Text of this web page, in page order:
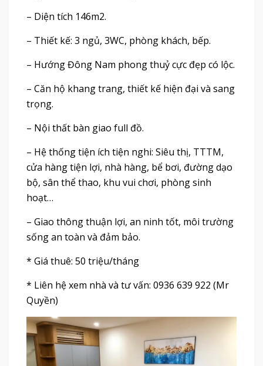
– Diện tích 146m2.
– Thiết kế: 3 ngủ, 3WC, phòng khách, bếp.
– Hướng Đông Nam phong thuỷ cực đẹp có lộc.
– Căn hộ khang trang, thiết kế hiện đại và sang
trọng.
– Nội thất bàn giao full đồ.
– Hệ thống tiện ích tiện nghi: Siêu thị, TTTM,
cửa hàng tiện lợi, nhà hàng, bể bơi, đường dạo
bộ, sân thể thao, khu vui chơi, phòng sinh
hoạt…
– Giao thông thuận lợi, an ninh tốt, môi trường
sống an toàn và đảm bảo.
* Giá thuê: 50 triệu/tháng
* Liên hệ xem nhà và tư vấn: 0936 639 922 (Mr
Quyền)